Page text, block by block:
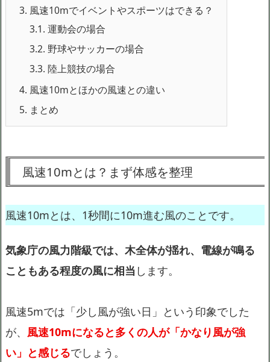
3. 風速10mでイベントやスポーツはできる？
3.1. 運動会の場合
3.2. 野球やサッカーの場合
3.3. 陸上競技の場合
4. 風速10mとほかの風速との違い
5. まとめ
風速10mとは？まず体感を整理
風速10mとは、1秒間に10m進む風のことです。
気象庁の風力階級では、木全体が揺れ、電線が鳴る
こともある程度の風に相当 します。
風速5mでは「少し風が強い日」という印象でした
が、 風速10mになると多くの人が「かなり風が強
い」と感じるでしょう。